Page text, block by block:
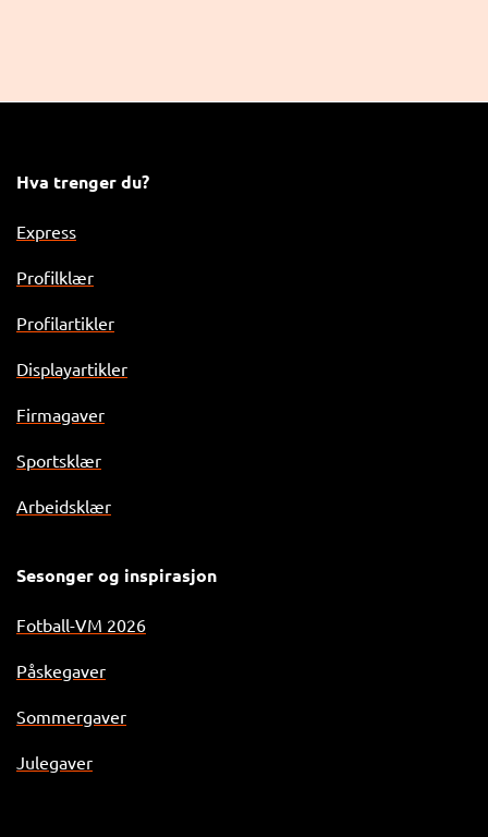
Hva trenger du?
Express
Profilklær
Profilartikler
Displayartikler
Firmagaver
Sportsklær
Arbeidsklær
Sesonger og inspirasjon
Fotball-VM 2026
Påskegaver
Sommergaver
Julegaver